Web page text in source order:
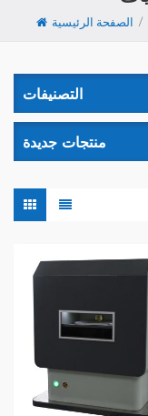
الصفحة الرئيسية /
التصنيفات
منتجات جديدة